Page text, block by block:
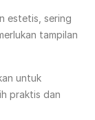
estetis, sering
tampilan
untuk
praktis dan